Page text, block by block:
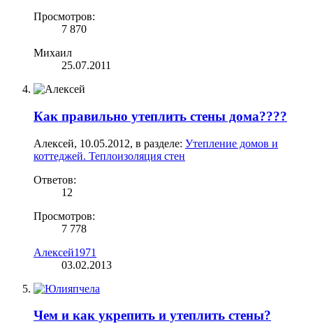
Просмотров:
7 870
Михаил
25.07.2011
Как правильно утеплить стены дома????
Алексей, 10.05.2012, в разделе: Утепление домов и
коттеджей. Теплоизоляция стен
Ответов:
12
Просмотров:
7 778
Алексей1971
03.02.2013
Чем и как укрепить и утеплить стены?